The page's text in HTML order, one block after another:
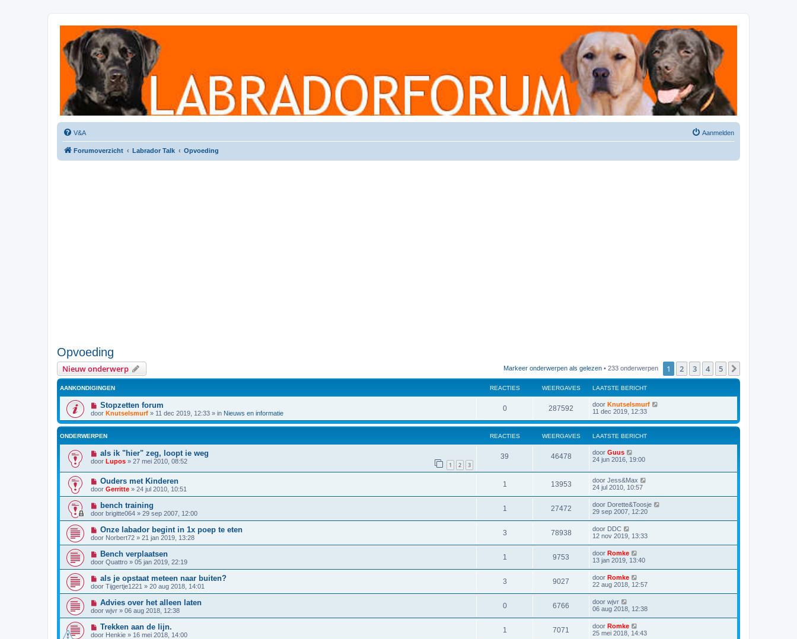
Labradorforum
Het gezelligste Labradorforum van Nederland en België!
V&A Aanmelden
Forumoverzicht Labrador Talk Opvoeding
Opvoeding
Nieuw onderwerp Markeer onderwerpen als gelezen • 233 onderwerpen 1 2 3 4 5
AANKONDIGINGEN REACTIES WEERGAVES LAATSTE BERICHT
Stopzetten forum
door Knutselsmurf » 11 dec 2019, 12:33 » in Nieuws en informatie
0 287592 door Knutselsmurf
11 dec 2019, 12:33
ONDERWERPEN REACTIES WEERGAVES LAATSTE BERICHT
als ik "hier" zeg, loopt ie weg
door Lupos » 27 mei 2010, 08:52 1 2 3
39 46478 door Guus
24 jun 2016, 19:00
Ouders met Kinderen
door Gerritte » 24 jul 2010, 10:51
1 13953 door Jess&Max
24 jul 2010, 10:57
bench training
door brigitte064 » 29 sep 2007, 12:00
1 27472 door Dorette&Toosje
29 sep 2007, 12:20
Onze labador begint in 1x poep te eten
door Norbert72 » 21 jan 2019, 13:28
3 78938 door DDC
12 nov 2019, 13:33
Bench verplaatsen
door Quattro » 05 jan 2019, 22:19
1 9753 door Romke
13 jan 2019, 13:40
als je opstaat meteen naar buiten?
door Tijgertje1221 » 20 aug 2018, 14:01
3 9027 door Romke
22 aug 2018, 12:57
Advies over het alleen laten
door wjvr » 06 aug 2018, 12:38
0 6766 door wjvr
06 aug 2018, 12:38
Trekken aan de lijn.
door Henkie » 16 mei 2018, 14:00
1 7071 door Romke
25 mei 2018, 14:43